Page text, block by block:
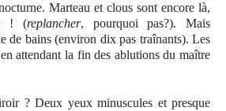
Marteau et clous sont encore là,
! (replancher, pourquoi pas?). Mais
de bains (environ dix pas traînants). Les
attendant la fin des ablutions du maître
? Deux yeux minuscules et presque